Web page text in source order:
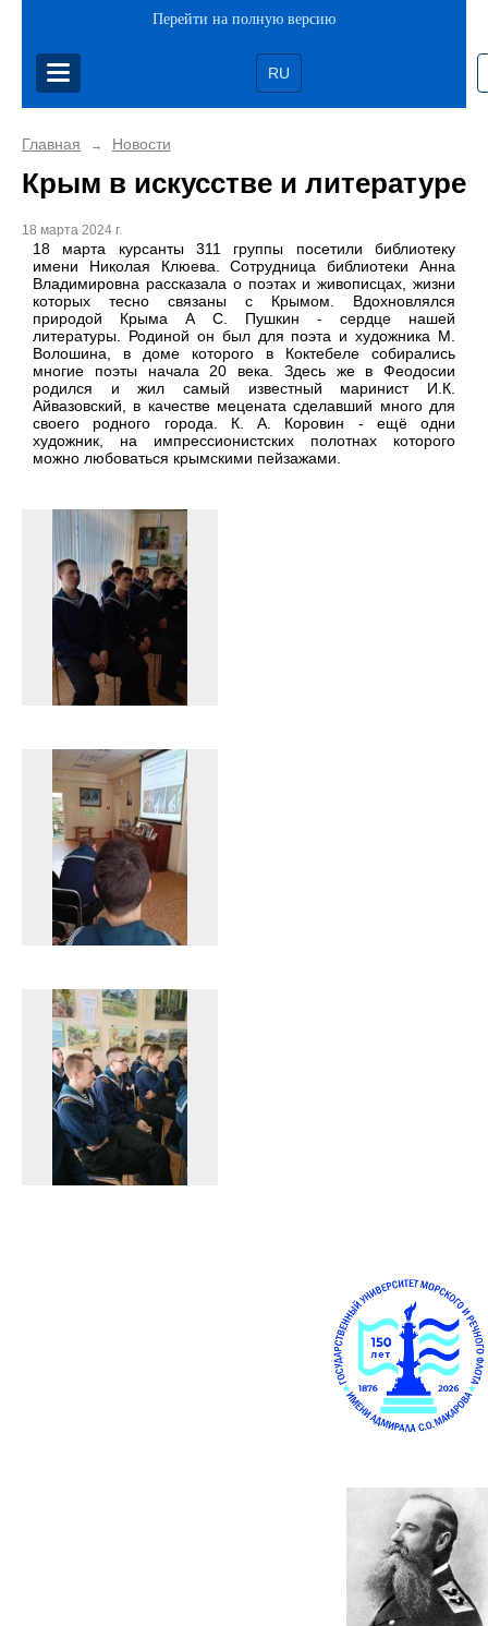
Перейти на полную версию
RU
Главная → Новости
Крым в искусстве и литературе
18 марта 2024 г.
18 марта курсанты 311 группы посетили библиотеку
имени Николая Клюева. Сотрудница библиотеки Анна
Владимировна рассказала о поэтах и живописцах, жизни
которых тесно связаны с Крымом. Вдохновлялся
природой Крыма А С. Пушкин - сердце нашей
литературы. Родиной он был для поэта и художника М.
Волошина, в доме которого в Коктебеле собирались
многие поэты начала 20 века. Здесь же в Феодосии
родился и жил самый известный маринист И.К.
Айвазовский, в качестве мецената сделавший много для
своего родного города. К. А. Коровин - ещё одни
художник, на импрессионистских полотнах которого
можно любоваться крымскими пейзажами.